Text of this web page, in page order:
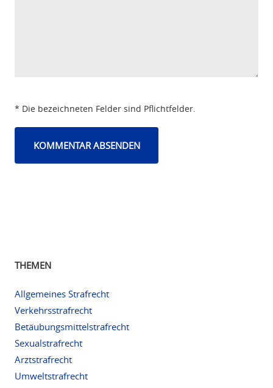
* Die bezeichneten Felder sind Pflichtfelder.
THEMEN
Allgemeines Strafrecht
Verkehrsstrafrecht
Betäubungsmittelstrafrecht
Sexualstrafrecht
Arztstrafrecht
Umweltstrafrecht